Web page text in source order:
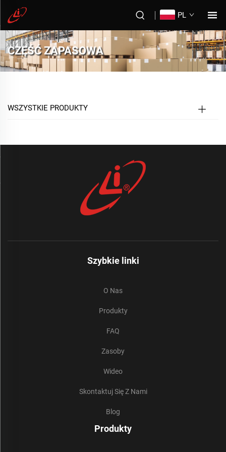
PL
CZĘŚĆ ZAPASOWA
WSZYSTKIE PRODUKTY
Szybkie linki
O Nas
Produkty
FAQ
Zasoby
Wideo
Skontaktuj Się Z Nami
Blog
Produkty